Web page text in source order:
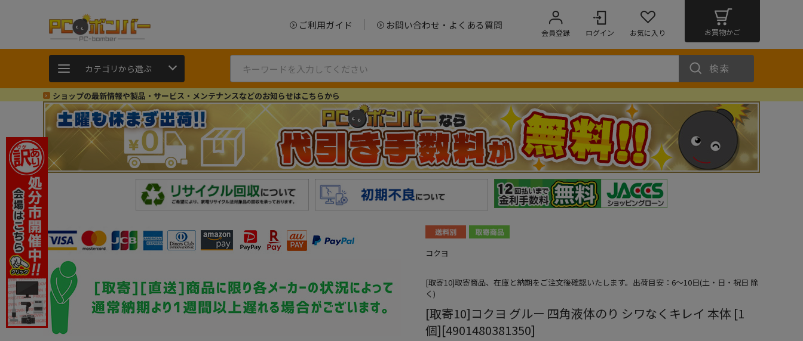
ご利用ガイド お問い合わせ・よくある質問
会員登録 ログイン お気に入り お買物かご
カテゴリから選ぶ 検索
ショップの最新情報や製品・サービス・メンテナンスなどのお知らせはこちらから
コクヨ
[取寄10]取寄商品、在庫と納期をご注文後確認いたします。出荷目安：6～10日(土・日・祝日 除
く)
[取寄10]コクヨ グルー 四角液体のり シワなくキレイ 本体 [1
個][4901480381350]